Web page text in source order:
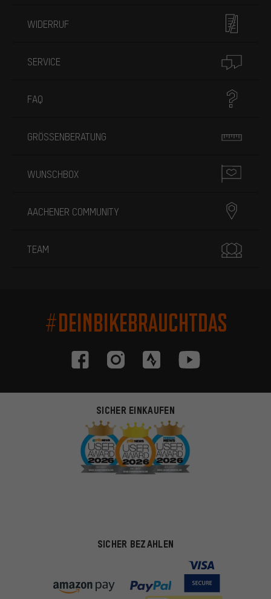
WIDERRUF
SERVICE
FAQ
GRÖSSENBERATUNG
WUNSCHBOX
AACHENER COMMUNITY
TEAM
#DEINBIKEBRAUCHTDAS
SICHER EINKAUFEN
SICHER BEZAHLEN